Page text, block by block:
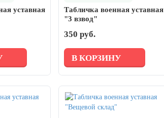
уставная
Табличка военная уставная
"3 взвод"
350 руб.
В КОРЗИНУ